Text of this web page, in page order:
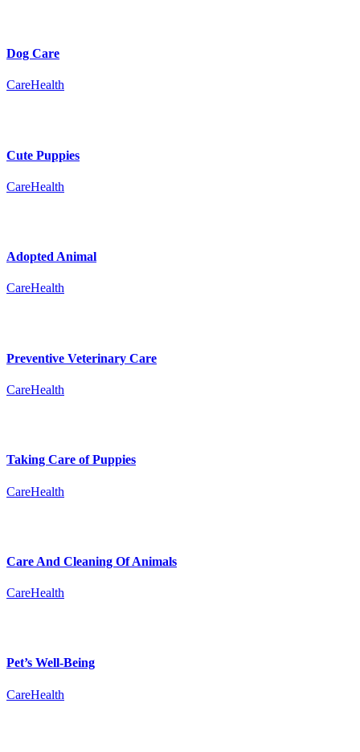
Dog Care
CareHealth
Cute Puppies
CareHealth
Adopted Animal
CareHealth
Preventive Veterinary Care
CareHealth
Taking Care of Puppies
CareHealth
Care And Cleaning Of Animals
CareHealth
Pet’s Well-Being
CareHealth